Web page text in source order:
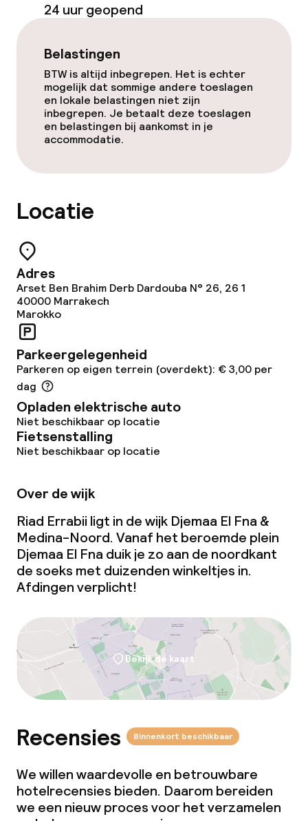
TV lounge
Eet- en drinkgelegenheden
Restaurant
Bar
Eet- en drinkdiensten
Diner à la carte
Roomservice
Dieetopties
Vegetarische opties
Faciliteiten en diensten voor kinderen
Schoonmaakvoorzieningen
Wasservice
Overal rookvrij
24 uur geopend
Belastingen
BTW is altijd inbegrepen. Het is echter
mogelijk dat sommige andere toeslagen
en lokale belastingen niet zijn
inbegrepen. Je betaalt deze toeslagen
en belastingen bij aankomst in je
accommodatie.
Locatie
Adres
Arset Ben Brahim Derb Dardouba N° 26, 26 1
40000 Marrakech
Marokko
Parkeergelegenheid
Parkeren op eigen terrein (overdekt): € 3,00 per
dag
Opladen elektrische auto
Niet beschikbaar op locatie
Fietsenstalling
Niet beschikbaar op locatie
Over de wijk
Riad Errabii ligt in de wijk Djemaa El Fna &
Medina-Noord. Vanaf het beroemde plein
Djemaa El Fna duik je zo aan de noordkant
de soeks met duizenden winkeltjes in.
Afdingen verplicht!
Bekijk de kaart
Recensies Binnenkort beschikbaar
We willen waardevolle en betrouwbare
hotelrecensies bieden. Daarom bereiden
we een nieuw proces voor het verzamelen